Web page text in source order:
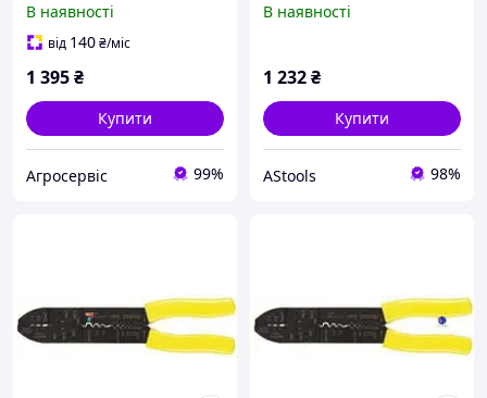
В наявності
від 140₴/міс
1 395₴
Купити
Агросервіс 99%
L=170 мм, корпус VDE до
В наявності
1 232₴
Купити
AStools 98%